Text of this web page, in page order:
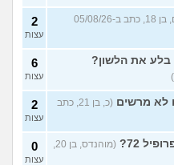
4
עצות
5
עצות
9
עצות
3
עצות
(בן אדם, בן 18, כתב ב-05/08/26
2
עצות
בלע את הלשון? 6
עצות
לא מרשים
(כ, בן 21, כתב
2
עצות
72?
(מוהנדס, בן 20,
0
עצות